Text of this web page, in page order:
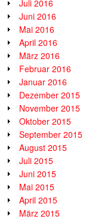
Juli 2016
Juni 2016
Mai 2016
April 2016
März 2016
Februar 2016
Januar 2016
Dezember 2015
November 2015
Oktober 2015
September 2015
August 2015
Juli 2015
Juni 2015
Mai 2015
April 2015
März 2015